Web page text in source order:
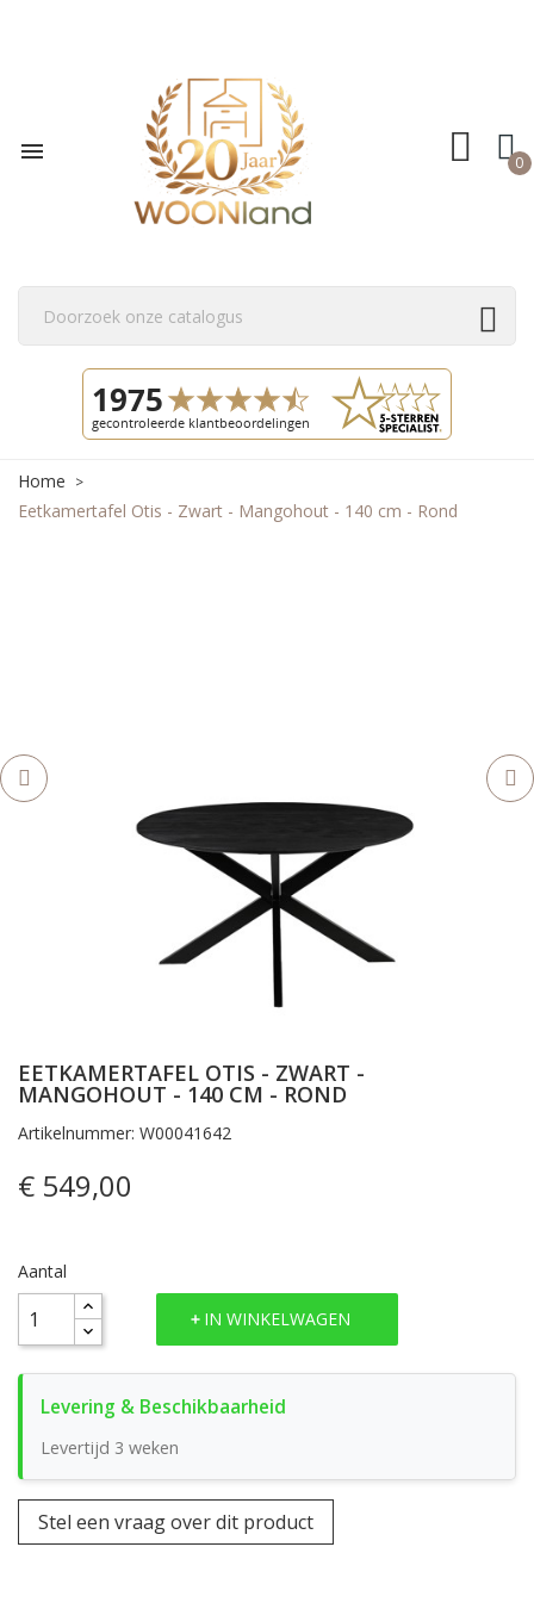
 0
Home
Eetkamertafel Otis - Zwart - Mangohout - 140 cm - Rond
EETKAMERTAFEL OTIS - ZWART -
MANGOHOUT - 140 CM - ROND
Artikelnummer: W00041642
€ 549,00
Aantal
IN WINKELWAGEN
Levertijd 3 weken
Stel een vraag over dit product